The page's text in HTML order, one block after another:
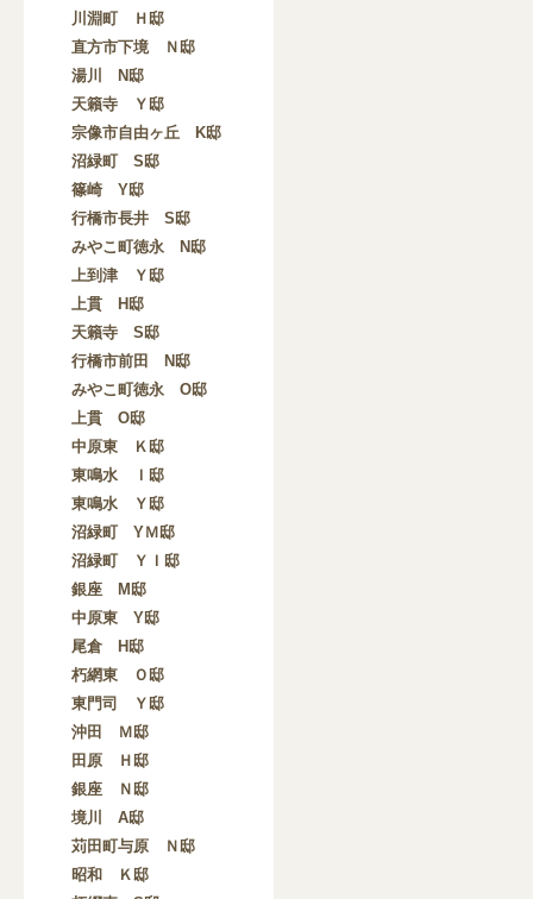
川淵町 Ｈ邸
直方市下境 Ｎ邸
湯川 N邸
天籟寺 Ｙ邸
宗像市自由ヶ丘 K邸
沼緑町 S邸
篠崎 Y邸
行橋市長井 S邸
みやこ町徳永 N邸
上到津 Ｙ邸
上貫 H邸
天籟寺 S邸
行橋市前田 N邸
みやこ町徳永 O邸
上貫 O邸
中原東 Ｋ邸
東鳴水 Ｉ邸
東鳴水 Ｙ邸
沼緑町 YＭ邸
沼緑町 ＹＩ邸
銀座 M邸
中原東 Y邸
尾倉 H邸
朽網東 Ｏ邸
東門司 Ｙ邸
沖田 Ｍ邸
田原 Ｈ邸
銀座 Ｎ邸
境川 A邸
苅田町与原 Ｎ邸
昭和 Ｋ邸